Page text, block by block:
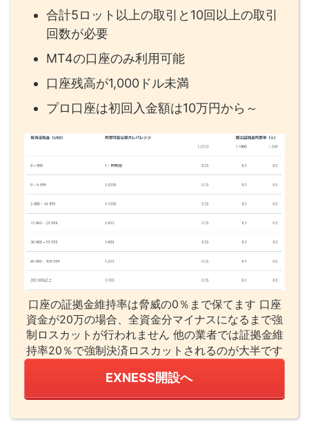
合計5ロット以上の取引と10回以上の取引
回数が必要
MT4の口座のみ利用可能
口座残高が1,000ドル未満
プロ口座は初回入金額は10万円から～
口座の証拠金維持率は脅威の0％まで保てます 口座
資金が20万の場合、全資金分マイナスになるまで強
制ロスカットが行われません 他の業者では証拠金維
持率20％で強制決済ロスカットされるのが大半です
EXNESS開設へ